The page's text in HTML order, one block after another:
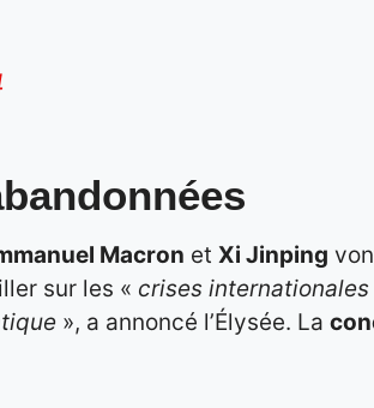
Macron et Xi Jinping
sur les « crises
», a annoncé l’Élysée. La